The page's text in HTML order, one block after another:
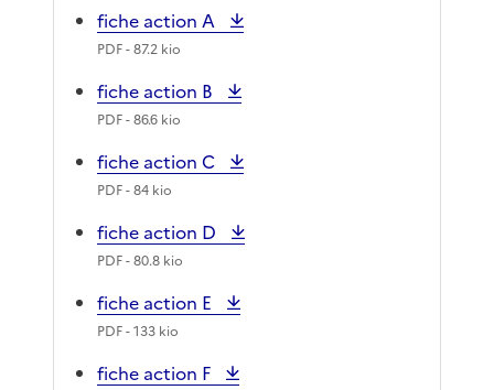
fiche action A
PDF- 87.2 kio
fiche action B
PDF- 86.6 kio
fiche action C
PDF- 84 kio
fiche action D
PDF- 80.8 kio
fiche action E
PDF- 133 kio
fiche action F